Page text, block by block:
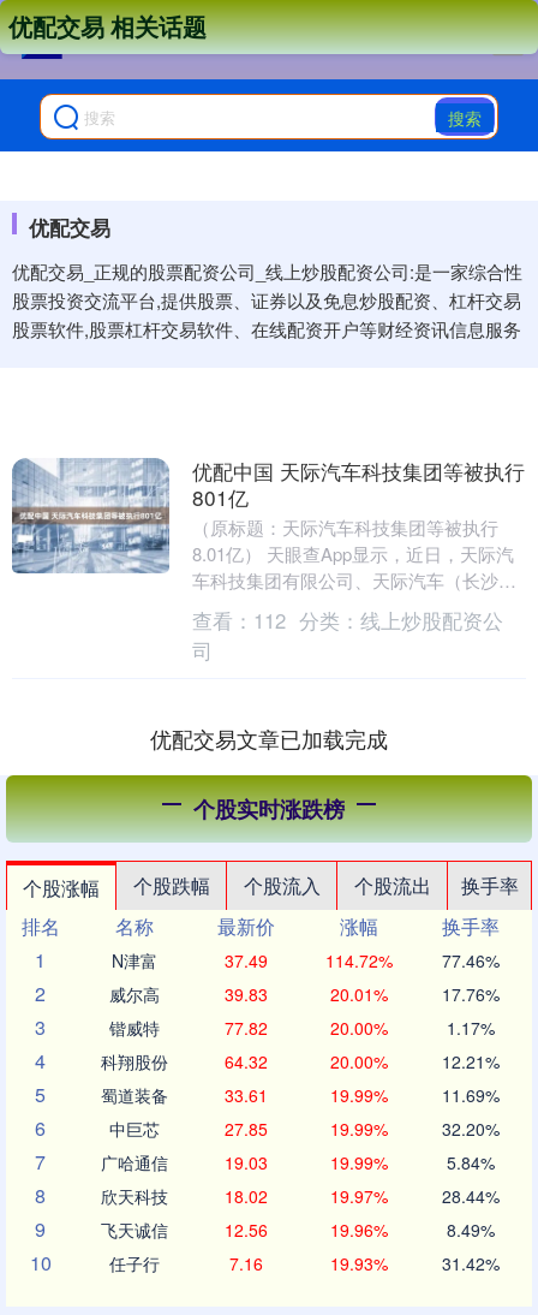
搜索
优配交易
优配交易_正规的股票配资公司_线上炒股配资公司:是一家综合性
股票投资交流平台,提供股票、证券以及免息炒股配资、杠杆交易
股票软件,股票杠杆交易软件、在线配资开户等财经资讯信息服务
优配交易 相关话题
优配中国 天际汽车科技集团等被执行
801亿
（原标题：天际汽车科技集团等被执行
8.01亿） 天眼查App显示，近日，天际汽
车科技集团有限公司、天际汽车（长沙）
集团有限公司、智电恒通技术（香港）有
限公司、锐....
查看： 112 分类： 线上炒股配资公
司
优配交易文章已加载完成
个股实时涨跌榜
个股涨幅 个股跌幅 个股流入 个股流出
换手率
排名
名称 最新价 涨幅
换手率
1
N津富 37.49 114.72% 77.46%
2 威尔高 39.83 20.01% 17.76%
3 锴威特 77.82 20.00% 1.17%
4 科翔股份 64.32 20.00% 12.21%
5 蜀道装备 33.61 19.99% 11.69%
6 中巨芯 27.85 19.99% 32.20%
7 广哈通信 19.03 19.99% 5.84%
8 欣天科技 18.02 19.97% 28.44%
9 飞天诚信 12.56 19.96% 8.49%
10 任子行 7.16 19.93% 31.42%